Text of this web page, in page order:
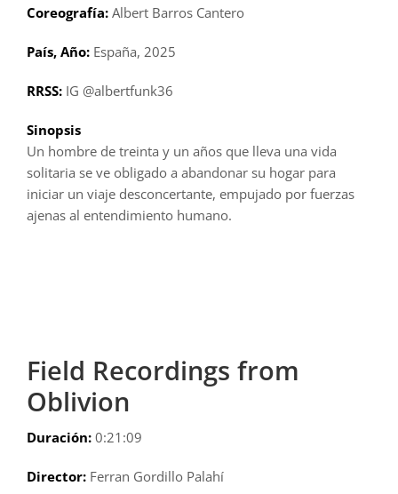
Coreografía:Albert Barros Cantero
País, Año:España, 2025
RRSS:IG @albertfunk36
Sinopsis
Un hombre de treinta y un años que lleva una vida
solitaria se ve obligado a abandonar su hogar para
iniciar un viaje desconcertante, empujado por fuerzas
ajenas al entendimiento humano.
Field Recordings from
Oblivion
Duración: 0:21:09
Director:Ferran Gordillo Palahí